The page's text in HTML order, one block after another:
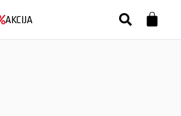
AKCIJA